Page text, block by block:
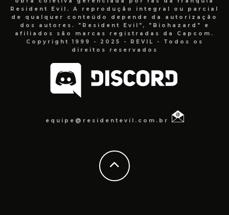
Resident Evil. A reprodução integral ou parcial
de qualquer conteúdo depende da autorização
dos autores. "Resident Evil", "Biohazard" e
afiliados são marcas registradas da Capcom.
Copyright 1999 - 2025 - REVIL - Todos os
direitos reservados
equipe@residentevil.com.br